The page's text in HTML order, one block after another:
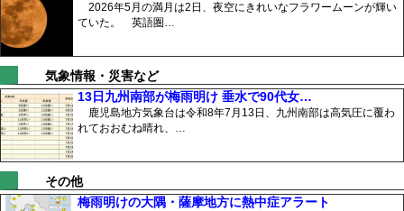
2026年5月の満月は2日、夜空にきれいなフラワームーンが輝い
ていた。 英語圏…
気象情報・災害など
13日九州南部が梅雨明け 垂水で90代女…
鹿児島地方気象台は令和8年7月13日、九州南部は高気圧に覆わ
れておおむね晴れ、…
その他
梅雨明けの大隅・薩摩地方に熱中症アラート